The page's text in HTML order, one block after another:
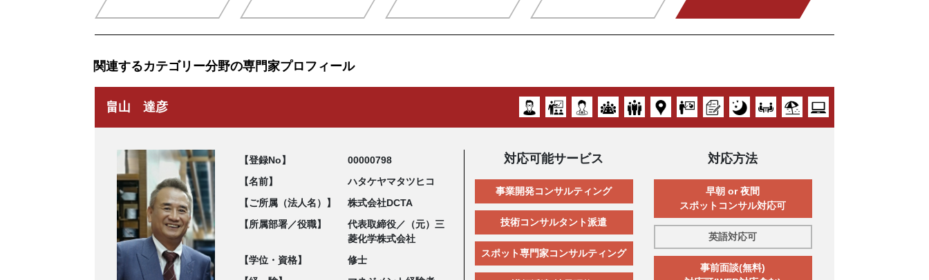
関連するカテゴリー分野の専門家プロフィール
畠山 達彦
【登録No】
00000798
【名前】
ハタケヤマタツヒコ
【ご所属（法人名）】
株式会社DCTA
【所属部署／役職】
代表取締役／（元）三
菱化学株式会社
【学位・資格】
修士
対応可能サービス
事業開発コンサルティング
技術コンサルタント派遣
スポット専門家コンサルティング
対応方法
早朝 or 夜間
スポットコンサル対応可
英語対応可
事前面談(無料)